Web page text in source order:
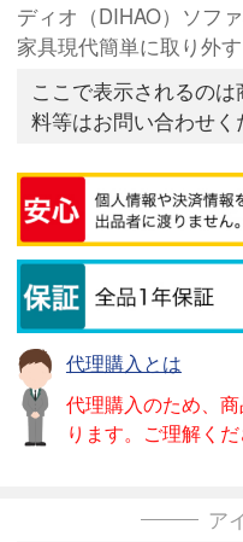
ディオ（DIHAO）ソフ
家具現代簡単に取り外
ここで表示されるの
料等はお問い合わせく
代理購入とは
代理購入のため、
ります。ご理解くだ
ア